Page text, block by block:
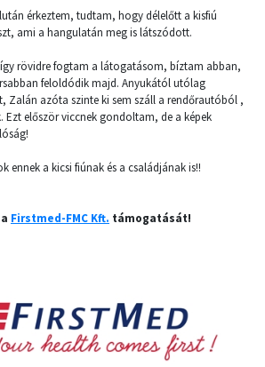
érkeztem, tudtam, hogy délelőtt a kisfiú
ami a hangulatán meg is látszódott.
így rövidre fogtam a látogatásom, bíztam abban,
feloldódik majd. Anyukától utólag
Zalán azóta szinte ki sem száll a rendőrautóból ,
Ezt először viccnek gondoltam, de a képek
ennek a kicsi fiúnak és a családjának is!!
Firstmed-FMC Kft. támogatását!